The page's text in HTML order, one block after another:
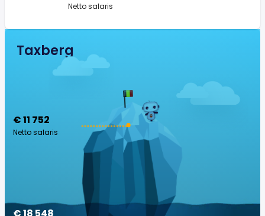
Netto salaris
Taxberg
€ 11 752
Netto salaris